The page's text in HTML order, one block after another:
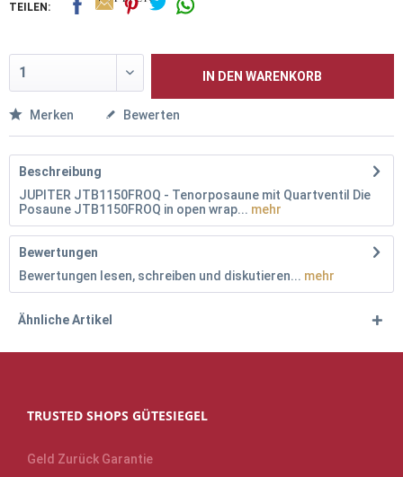
TEILEN:
IN DEN WARENKORB
Merken Bewerten
Beschreibung
JUPITER JTB1150FROQ - Tenorposaune mit Quartventil Die
Posaune JTB1150FROQ in open wrap... mehr
Bewertungen
Bewertungen lesen, schreiben und diskutieren... mehr
Ähnliche Artikel
TRUSTED SHOPS GÜTESIEGEL
Geld Zurück Garantie